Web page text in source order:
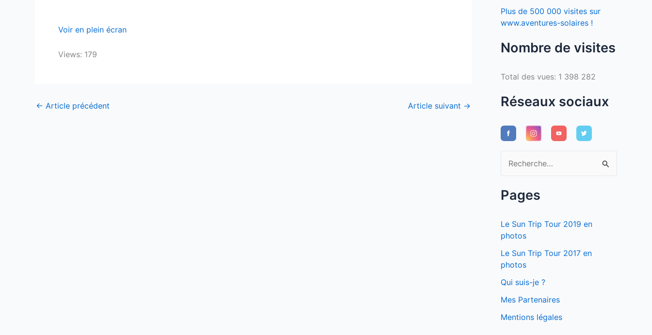
Voir en plein écran
Views: 179
← Article précédent Article suivant →
Plus de 500 000 visites sur
www.aventures-solaires !
Nombre de visites
Total des vues: 1 398 282
Réseaux sociaux
e
c
e
r
c
h
e
r
Pages
Le Sun Trip Tour 2019 en
photos
Le Sun Trip Tour 2017 en
photos
Qui suis-je ?
Mes Partenaires
Mentions légales